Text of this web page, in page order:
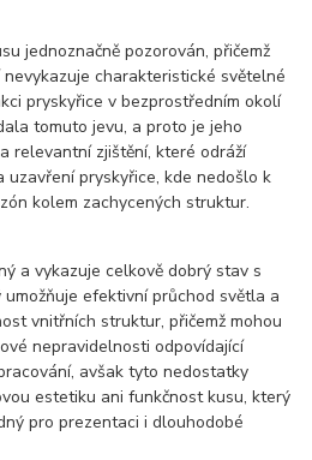
jednoznačně pozorován, přičemž
charakteristické světelné
pryskyřice v bezprostředním okolí
tomuto jevu, a proto je jeho
relevantní zjištění, které odráží
uzavření pryskyřice, kde nedošlo k
kolem zachycených struktur.
a vykazuje celkově dobrý stav s
efektivní průchod světla a
vnitřních struktur, přičemž mohou
nepravidelnosti odpovídající
avšak tyto nedostatky
estetiku ani funkčnost kusu, který
pro prezentaci i dlouhodobé